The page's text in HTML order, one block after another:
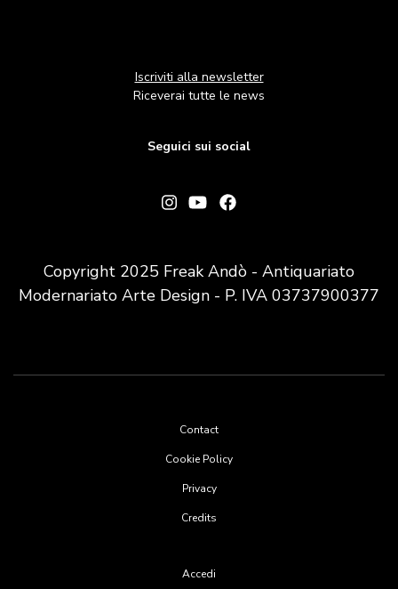
Iscriviti alla newsletter
Riceverai tutte le news
Seguici sui social
Copyright 2025 Freak Andò - Antiquariato
Modernariato Arte Design - P. IVA 03737900377
Contact
Cookie Policy
Privacy
Credits
Accedi